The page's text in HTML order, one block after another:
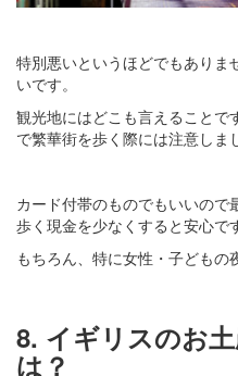
特別悪いというほどでもありま
いです。
観光地にはどこも言えることで
で繁華街を歩く際には注意しま
カード付帯のものでもいいので
歩く現金を少なくすると安心です
もちろん、特に女性・子どもの
8. イギリスのお
は？